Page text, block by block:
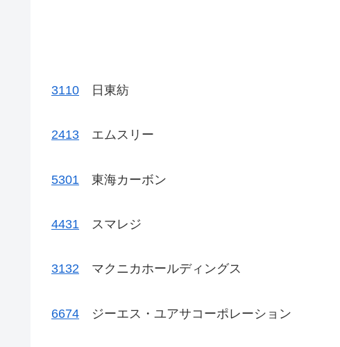
3110 日東紡
2413 エムスリー
5301 東海カーボン
4431 スマレジ
3132 マクニカホールディングス
6674 ジーエス・ユアサコーポレーション